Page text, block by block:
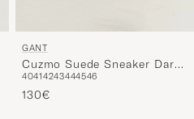
GANT
Cuzmo Suede Sneaker Dark
Brown
40414243444546
130€